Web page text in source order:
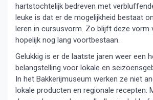
hartstochtelijk bedreven met
leuke is dat er de mogelijkheid bestaat
leren in cursusvorm. Zo blijft deze vorm
hopelijk nog lang voortbestaan.
Gelukkig is er de laatste jaren weer een
belangstelling voor lokale en
In het Bakkerijmuseum werken ze niet
lokale producten en regionale recepten.